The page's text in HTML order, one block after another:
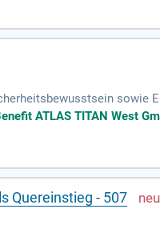
sowie
ATLAS TITAN West
Quereinstieg - 507